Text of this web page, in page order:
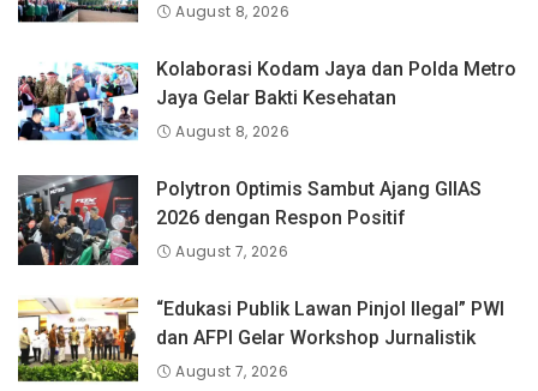
August 8, 2026
Kolaborasi Kodam Jaya dan Polda Metro
Jaya Gelar Bakti Kesehatan
August 8, 2026
Polytron Optimis Sambut Ajang GIIAS
2026 dengan Respon Positif
August 7, 2026
“Edukasi Publik Lawan Pinjol Ilegal” PWI
dan AFPI Gelar Workshop Jurnalistik
August 7, 2026